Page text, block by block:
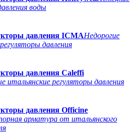
воды
давления ICMAНедорогие
давления
давления Caleffi
итальянские регуляторы давления
давления Officine
арматура от итальянского